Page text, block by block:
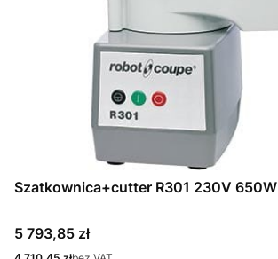
Szatkownica+cutter R301 230V 650W
Cena
5 793,85 zł